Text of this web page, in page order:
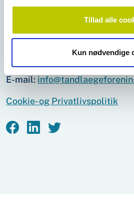
Tillad alle
Kun nødvendige
Tandlægeforeningen
Amaliegade 17
1256 København K
Telefon:70 25 77 11
E-mail:
Cookie- og Privatlivspolitik